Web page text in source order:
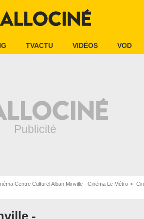
TVACTU VIDÉOS VOD
Centre Culturel Alban Minville - Cinéma Le Métro
-